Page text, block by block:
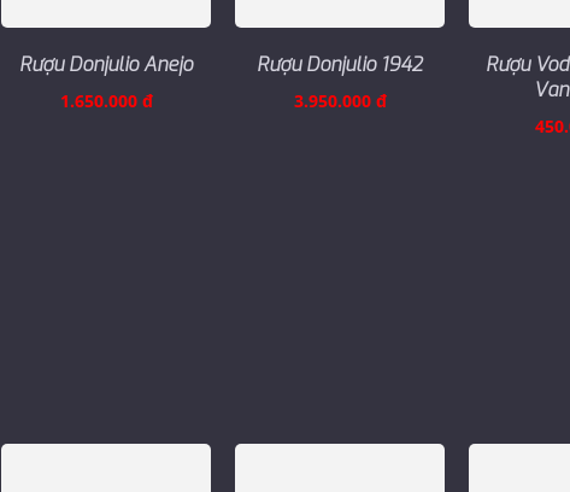
Rượu Donjulio Anejo
1.650.000 đ
Rượu Donjulio 1942
3.950.000 đ
Rượu